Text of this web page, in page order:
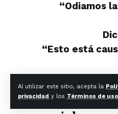
Al utilizar este sitio, acepta la
privacidad y los Términos de uso
“Odiamos
“Esto está
Luego retira al sacerdote.
El «clima»